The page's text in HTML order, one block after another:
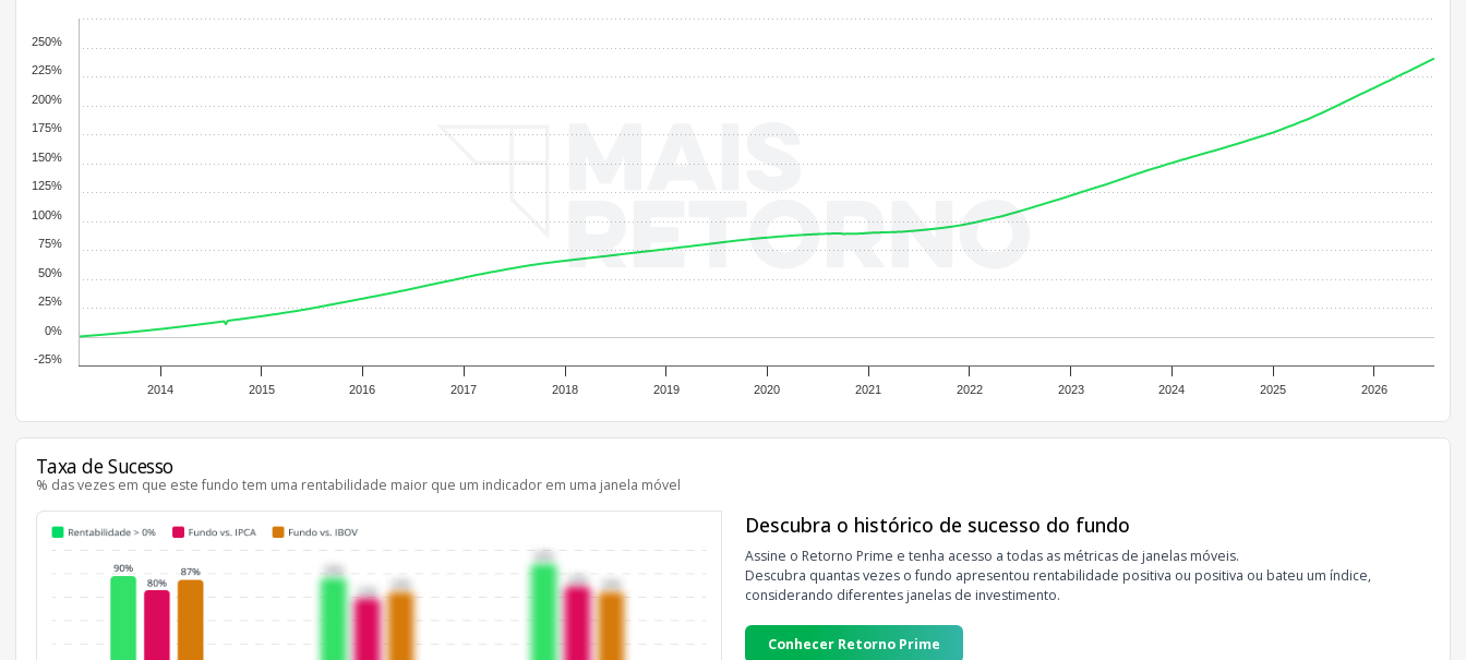
2014 2015 2016 2017 2018 2019 2020 2021 2022 2023 2024 2025 2026
-25%
0%
25%
50%
75%
100%
125%
150%
175%
200%
225%
250%
Taxa de Sucesso
% das vezes em que este fundo tem uma rentabilidade maior que um indicador em uma janela móvel
Descubra o histórico de sucesso do fundo
Assine o Retorno Prime e tenha acesso a todas as métricas de janelas móveis.
Descubra quantas vezes o fundo apresentou rentabilidade positiva ou positiva ou bateu um índice,
considerando diferentes janelas de investimento.
Conhecer Retorno Prime